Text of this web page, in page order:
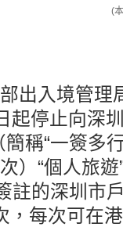
(
出入境管理
起停止向深
簡稱“一簽多
）“個人旅
註的深圳市
，每次可在